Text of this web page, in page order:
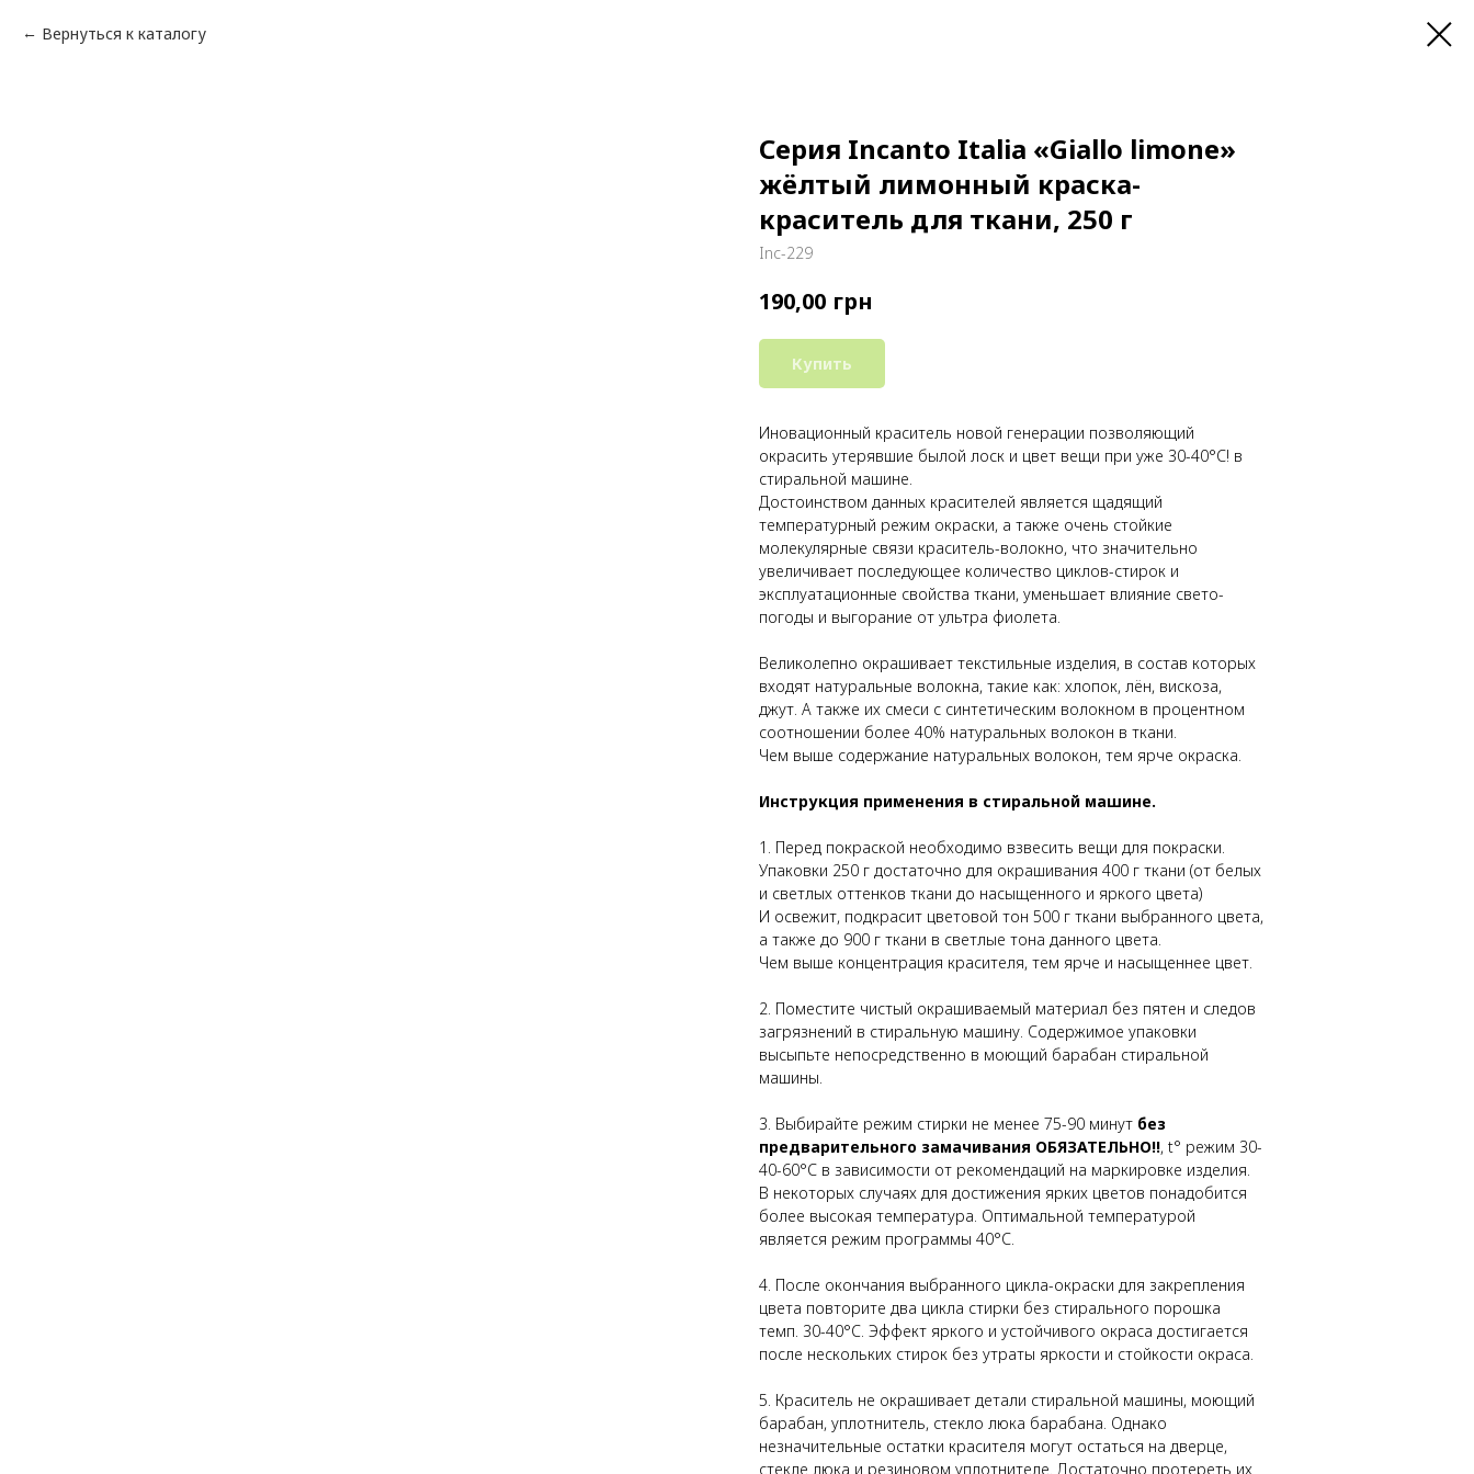
Вернуться к каталогу
Серия Incanto Italia «Giallo limone»
жёлтый лимонный краска-
краситель для ткани, 250 г
Inc-229
190,00 грн
Купить
Иновационный краситель новой генерации позволяющий
окрасить утерявшие былой лоск и цвет вещи при уже 30-40°С! в
стиральной машине.
Достоинством данных красителей является щадящий
температурный режим окраски, а также очень стойкие
молекулярные связи краситель-волокно, что значительно
увеличивает последующее количество циклов-стирок и
эксплуатационные свойства ткани, уменьшает влияние свето-
погоды и выгорание от ультра фиолета.
Великолепно окрашивает текстильные изделия, в состав которых
входят натуральные волокна, такие как: хлопок, лён, вискоза,
джут. А также их смеси с синтетическим волокном в процентном
соотношении более 40% натуральных волокон в ткани.
Чем выше содержание натуральных волокон, тем ярче окраска.
Инструкция применения в стиральной машине.
1. Перед покраской необходимо взвесить вещи для покраски.
Упаковки 250 г достаточно для окрашивания 400 г ткани (от белых
и светлых оттенков ткани до насыщенного и яркого цвета)
И освежит, подкрасит цветовой тон 500 г ткани выбранного цвета,
а также до 900 г ткани в светлые тона данного цвета.
Чем выше концентрация красителя, тем ярче и насыщеннее цвет.
2. Поместите чистый окрашиваемый материал без пятен и следов
загрязнений в стиральную машину. Содержимое упаковки
высыпьте непосредственно в моющий барабан стиральной
машины.
3. Выбирайте режим стирки не менее 75-90 минут без
предварительного замачивания ОБЯЗАТЕЛЬНО!!, t° режим 30-
40-60°С в зависимости от рекомендаций на маркировке изделия.
В некоторых случаях для достижения ярких цветов понадобится
более высокая температура. Оптимальной температурой
является режим программы 40°С.
4. После окончания выбранного цикла-окраски для закрепления
цвета повторите два цикла стирки без стирального порошка
темп. 30-40°C. Эффект яркого и устойчивого окраса достигается
после нескольких стирок без утраты яркости и стойкости окраса.
5. Краситель не окрашивает детали стиральной машины, моющий
барабан, уплотнитель, стекло люка барабана. Однако
незначительные остатки красителя могут остаться на дверце,
стекле люка и резиновом уплотнителе. Достаточно протереть их